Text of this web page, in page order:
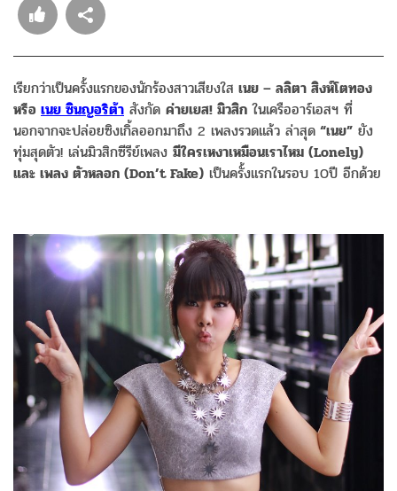
เรียกว่าเป็นครั้งแรกของนักร้องสาวเสียงใส เนย – ลลิตา สิงห์โตทอง
หรือ เนย ซินญอริต้า สังกัด ค่ายเยส! มิวสิก ในเครืออาร์เอสฯ ที่
นอกจากจะปล่อยซิงเกิ้ลออกมาถึง 2 เพลงรวดแล้ว ล่าสุด “เนย” ยัง
ทุ่มสุดตัว! เล่นมิวสิกซีรีย์เพลง มีใครเหงาเหมือนเราไหม (Lonely)
และ เพลง ตัวหลอก (Don’t Fake) เป็นครั้งแรกในรอบ 10ปี อีกด้วย